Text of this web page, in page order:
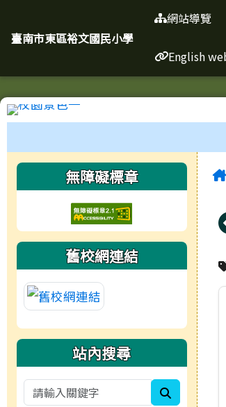
臺南市東區裕文國
臺南市東區裕文國民小學
網站導覽
English
左邊區域內容
無障礙標章
舊校網連結
站內搜尋
search
頁尾區域